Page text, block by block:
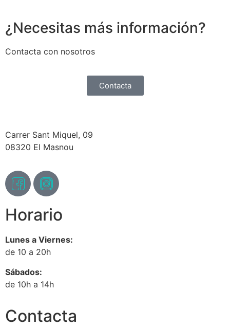
¿Necesitas más información?
Contacta con nosotros
Contacta
Carrer Sant Miquel, 09
08320 El Masnou
Horario
Lunes a Viernes:
de 10 a 20h
Sábados:
de 10h a 14h
Contacta